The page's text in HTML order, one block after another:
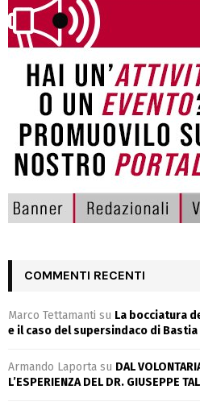
COMMENTI RECENTI
Marco Tettamanti su La bocciatura
e il caso del supersindaco di Bastia
Armando Laporta su DAL
L’ESPERIENZA DEL DR. GIUSEPPE